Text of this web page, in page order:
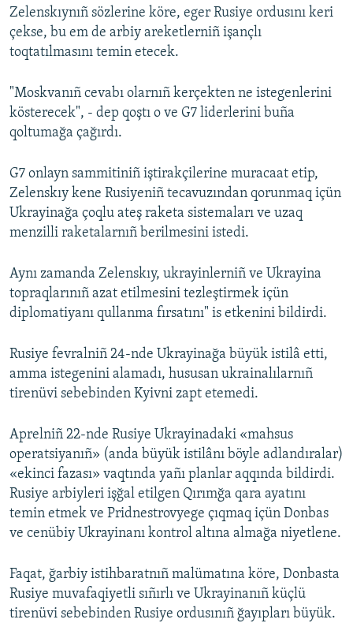
Zelenskıynıñ sözlerine köre, eger Rusiye ordusını keri
çekse, bu em de arbiy areketlerniñ işançlı
toqtatılmasını temin etecek.
"Moskvanıñ cevabı olarnıñ kerçekten ne istegenlerini
kösterecek", - dep qoştı o ve G7 liderlerini buña
qoltumağa çağırdı.
G7 onlayn sammitiniñ iştirakçilerine muracaat etip,
Zelenskıy kene Rusiyeniñ tecavuzından qorunmaq içün
Ukrayinağa çoqlu ateş raketa sistemaları ve uzaq
menzilli raketalarnıñ berilmesini istedi.
Aynı zamanda Zelenskıy, ukrayinlerniñ ve Ukrayina
topraqlarınıñ azat etilmesini tezleştirmek içün
diplomatiyanı qullanma fırsatını" is etkenini bildirdi.
Rusiye fevralniñ 24-nde Ukrayinağa büyük istilâ etti,
amma istegenini alamadı, hususan ukrainalılarnıñ
tirenüvi sebebinden Kyivni zapt etemedi.
Aprelniñ 22-nde Rusiye Ukrayinadaki «mahsus
operatsiyanıñ» (anda büyük istilânı böyle adlandıralar)
«ekinci fazası» vaqtında yañı planlar aqqında bildirdi.
Rusiye arbiyleri işğal etilgen Qırımğa qara ayatını
temin etmek ve Pridnestrovyege çıqmaq içün Donbas
ve cenübiy Ukrayinanı kontrol altına almağa niyetlene.
Faqat, ğarbiy istihbaratnıñ malümatına köre, Donbasta
Rusiye muvafaqiyetli sıñırlı ve Ukrayinanıñ küçlü
tirenüvi sebebinden Rusiye ordusınıñ ğayıpları büyük.